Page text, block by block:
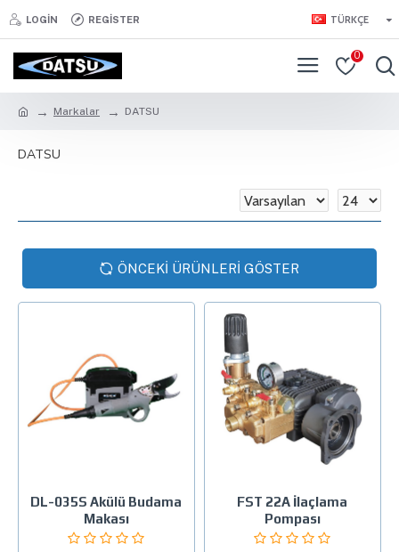
LOGIN REGISTER TÜRKÇE
0
Markalar DATSU
DATSU
ÖNCEKI ÜRÜNLERI GÖSTER
DL-035S Akülü Budama
Makası
FST 22A İlaçlama
Pompası